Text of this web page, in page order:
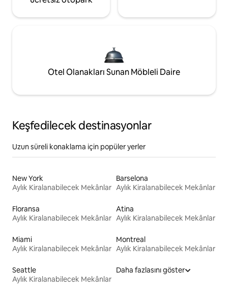
Otel Olanakları Sunan Möbleli Daire
Keşfedilecek destinasyonlar
Uzun süreli konaklama için popüler yerler
New York
Aylık Kiralanabilecek Mekânlar
Barselona
Aylık Kiralanabilecek Mekânlar
Floransa
Aylık Kiralanabilecek Mekânlar
Atina
Aylık Kiralanabilecek Mekânlar
Miami
Aylık Kiralanabilecek Mekânlar
Montreal
Aylık Kiralanabilecek Mekânlar
Seattle
Aylık Kiralanabilecek Mekânlar
Daha fazlasını göster